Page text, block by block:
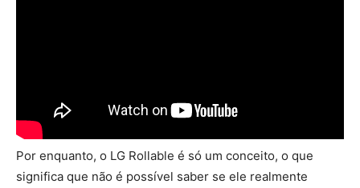
Por enquanto, o LG Rollable é só um conceito, o que
significa que não é possível saber se ele realmente